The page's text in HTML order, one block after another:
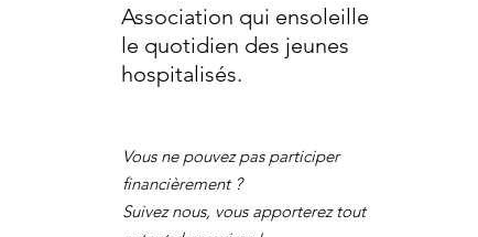
Association qui ensoleille
le quotidien des jeunes
hospitalisés.
Vous ne pouvez pas participer
financièrement ?
Suivez nous, vous apporterez tout